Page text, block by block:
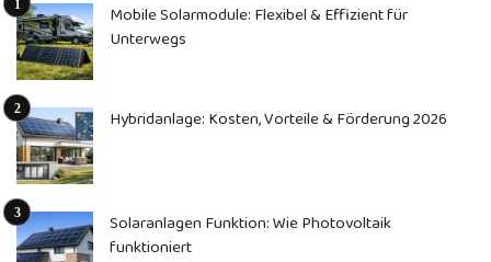
Mobile Solarmodule: Flexibel & Effizient für
Unterwegs
Hybridanlage: Kosten, Vorteile & Förderung 2026
Solaranlagen Funktion: Wie Photovoltaik
funktioniert